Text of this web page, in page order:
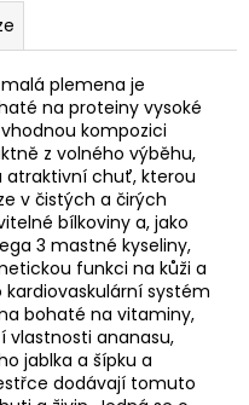
plemena je
na proteiny vysoké
kompozici
z volného výběhu,
atraktivní chuť, kterou
v čistých a čirých
bílkoviny a, jako
3 mastné kyseliny,
funkci na kůži a
systém
bohaté na vitaminy,
ananasu,
jablka a šípku a
dodávají tomuto